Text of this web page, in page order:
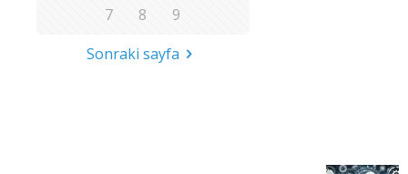
7
8
9
Sonraki sayfa